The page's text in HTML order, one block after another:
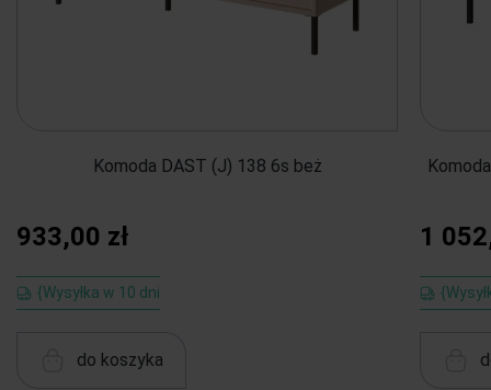
Komoda DAST (J) 138 6s beż
933,00 zł
{Wysyłka w 10 dni
do koszyka
1